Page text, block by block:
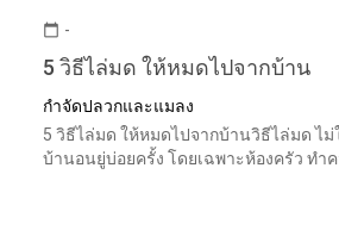
calendar_today -
5 วิธีไล่มด ให้หมดไปจากบ้าน
กำจัดปลวกและแมลง
5 วิธีไล่มด ให้หมดไปจากบ้านวิธีไล่มด ไ
บ้านอนยู่บ่อยครั้ง โดยเฉพาะห้องครัว ทำ